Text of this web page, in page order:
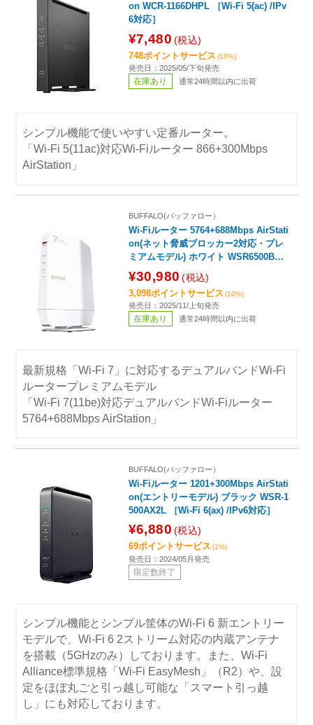
on WCR-1166DHPL ［Wi-Fi 5(ac) /IPv
6対応］
¥7,480 (税込)
748ポイントサービス (10%)
発売日：2025/05/下旬発売
在庫あり 通常24時間以内に出荷
シンプル機能で使いやすい定番ルーター。
「Wi-Fi 5(11ac)対応Wi-Fiルーター 866+300Mbps
AirStation」
BUFFALO(バッファロー）
Wi-Fiルーター 5764+688Mbps AirStati
on(ネット脅威ブロッカー2対応・プレ
ミアムモデル) ホワイト WSR6500BE6
P/CWH ［Wi-Fi 7(be) /IPv6対応］
¥30,980 (税込)
3,098ポイントサービス (10%)
発売日：2025/11/上旬発売
在庫あり 通常24時間以内に出荷
最新規格「Wi-Fi 7」に対応するデュアルバンドWi-Fi
ルータープレミアムモデル
「Wi-Fi 7(11be)対応デュアルバンドWi-Fiルーター
5764+688Mbps AirStation」
BUFFALO(バッファロー）
Wi-Fiルーター 1201+300Mbps AirStati
on(エントリーモデル) ブラック WSR-1
500AX2L ［Wi-Fi 6(ax) /IPv6対応］
¥6,880 (税込)
69ポイントサービス (1%)
発売日：2024/05月発売
限定数終了
シンプル機能とシンプル筐体のWi-Fi 6 新エントリー
モデルで、Wi-Fi 6 2ストリーム対応の内蔵アンテナ
を搭載（5GHzのみ）しております。また、Wi-Fi
Alliance標準規格「Wi-Fi EasyMesh」（R2）や、設
定をほぼ丸ごと引っ越し可能な「スマート引っ越
し」にも対応しております。